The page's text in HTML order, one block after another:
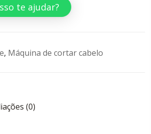
te ajudar?
, Máquina de cortar cabelo
(0)